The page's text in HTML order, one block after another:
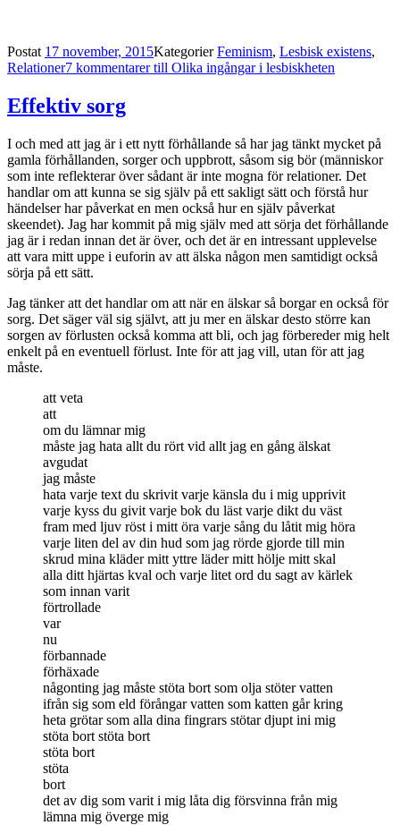
Postat 17 november, 2015KategorierFeminism, Lesbisk existens,
Relationer7 kommentarertill Olika ingångar i lesbiskheten
Effektiv sorg
I och med att jag är i ett nytt förhållande så har jag tänkt mycket på
gamla förhållanden, sorger och uppbrott, såsom sig bör (människor
som inte reflekterar över sådant är inte mogna för relationer. Det
handlar om att kunna se sig själv på ett sakligt sätt och förstå hur
händelser har påverkat en men också hur en själv påverkat
skeendet). Jag har kommit på mig själv med att sörja det förhållande
jag är i redan innan det är över, och det är en intressant upplevelse
att vara mitt uppe i euforin av att älska någon men samtidigt också
sörja på ett sätt.
Jag tänker att det handlar om att när en älskar så borgar en också för
sorg. Det säger väl sig självt, att ju mer en älskar desto större kan
sorgen av förlusten också komma att bli, och jag förbereder mig helt
enkelt på en eventuell förlust. Inte för att jag vill, utan för att jag
måste.
att veta
att
om du lämnar mig
måste jag hata allt du rört vid allt jag en gång älskat
avgudat
jag måste
hata varje text du skrivit varje känsla du i mig upprivit
varje kyss du givit varje bok du läst varje dikt du väst
fram med ljuv röst i mitt öra varje sång du låtit mig höra
varje liten del av din hud som jag rörde gjorde till min
skrud mina kläder mitt yttre läder mitt hölje mitt skal
alla ditt hjärtas kval och varje litet ord du sagt av kärlek
som innan varit
förtrollade
var
nu
förbannade
förhäxade
någonting jag måste stöta bort som olja stöter vatten
ifrån sig som eld förångar vatten som katten går kring
heta grötar som alla dina fingrars stötar djupt ini mig
stöta bort stöta bort
stöta bort
stöta
bort
det av dig som varit i mig låta dig försvinna från mig
lämna mig överge mig